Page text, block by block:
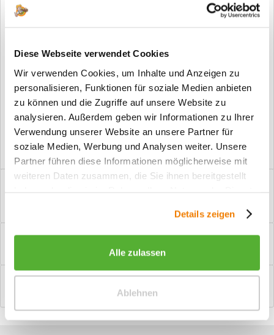
Diese Webseite verwendet Cookies
Wir verwenden Cookies, um Inhalte und Anzeigen zu
personalisieren, Funktionen für soziale Medien anbieten
zu können und die Zugriffe auf unsere Website zu
analysieren. Außerdem geben wir Informationen zu Ihrer
Verwendung unserer Website an unsere Partner für
soziale Medien, Werbung und Analysen weiter. Unsere
Partner führen diese Informationen möglicherweise mit
weiteren Daten zusammen, die Sie ihnen bereitgestellt
Details zeigen
Alle zulassen
Ablehnen
Fragen zum Artikel?
Artikel-Nr.: 32781810
Vorteile
Kostenloser Versand ab € 2000,- Bestellwert
Versand mit eigener Spedition
Beschreibung
Bewertungen
0
Bewertungen lesen, schreiben und diskutieren...
Hilfevideo